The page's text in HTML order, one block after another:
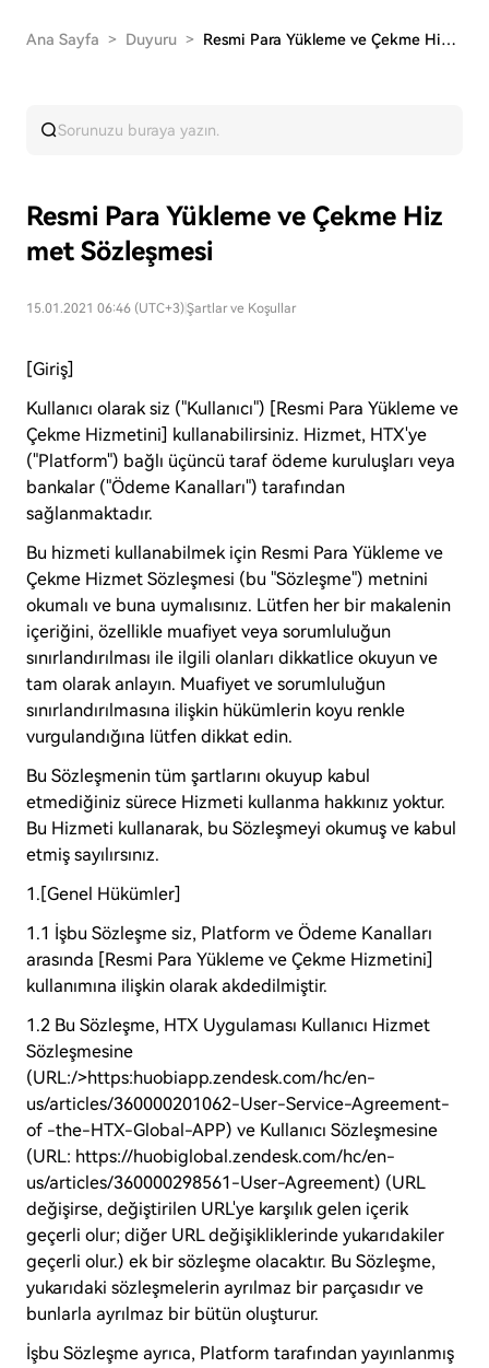
Ana Sayfa > Duyuru > Resmi Para Yükleme ve Çekme Hizmet Sözleşmesi
Resmi Para Yükleme ve Çekme Hiz
met Sözleşmesi
15.01.2021 06:46 (UTC+3)Şartlar ve Koşullar
[Giriş]
Kullanıcı olarak siz ("Kullanıcı") [Resmi Para Yükleme ve
Çekme Hizmetini] kullanabilirsiniz. Hizmet, HTX'ye
("Platform") bağlı üçüncü taraf ödeme kuruluşları veya
bankalar ("Ödeme Kanalları") tarafından
sağlanmaktadır.
Bu hizmeti kullanabilmek için Resmi Para Yükleme ve
Çekme Hizmet Sözleşmesi (bu "Sözleşme") metnini
okumalı ve buna uymalısınız. Lütfen her bir makalenin
içeriğini, özellikle muafiyet veya sorumluluğun
sınırlandırılması ile ilgili olanları dikkatlice okuyun ve
tam olarak anlayın. Muafiyet ve sorumluluğun
sınırlandırılmasına ilişkin hükümlerin koyu renkle
vurgulandığına lütfen dikkat edin.
Bu Sözleşmenin tüm şartlarını okuyup kabul
etmediğiniz sürece Hizmeti kullanma hakkınız yoktur.
Bu Hizmeti kullanarak, bu Sözleşmeyi okumuş ve kabul
etmiş sayılırsınız.
1.[Genel Hükümler]
1.1 İşbu Sözleşme siz, Platform ve Ödeme Kanalları
arasında [Resmi Para Yükleme ve Çekme Hizmetini]
kullanımına ilişkin olarak akdedilmiştir.
1.2 Bu Sözleşme, HTX Uygulaması Kullanıcı Hizmet
Sözleşmesine
(URL:/>https:huobiapp.zendesk.com/hc/en-
us/articles/360000201062-User-Service-Agreement-
of -the-HTX-Global-APP) ve Kullanıcı Sözleşmesine
(URL: https://huobiglobal.zendesk.com/hc/en-
us/articles/360000298561-User-Agreement) (URL
değişirse, değiştirilen URL'ye karşılık gelen içerik
geçerli olur; diğer URL değişikliklerinde yukarıdakiler
geçerli olur.) ek bir sözleşme olacaktır. Bu Sözleşme,
yukarıdaki sözleşmelerin ayrılmaz bir parçasıdır ve
bunlarla ayrılmaz bir bütün oluşturur.
İşbu Sözleşme ayrıca, Platform tarafından yayınlanmış